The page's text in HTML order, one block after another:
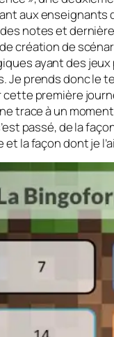
aux enseignants
notes et
création de
ayant des jeux
Je prends donc le
première
trace à un
passé, de la
et la façon dont je